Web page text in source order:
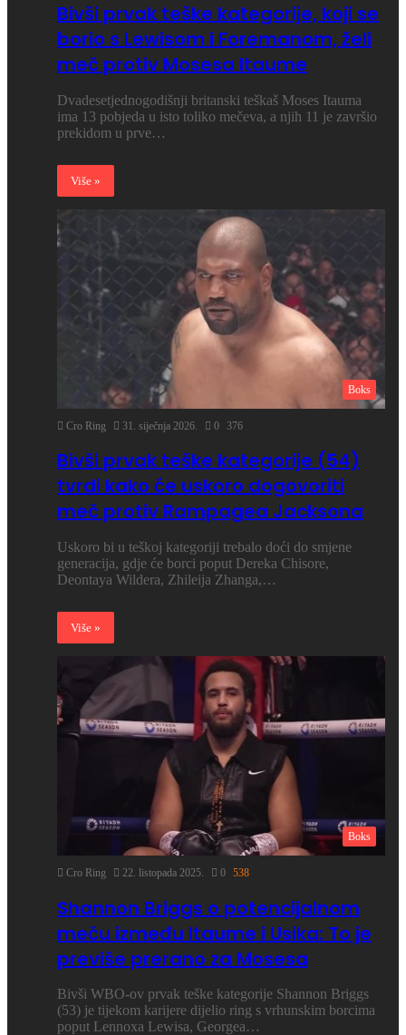
Bivši prvak teške kategorije, koji se
borio s Lewisom i Foremanom, želi
meč protiv Mosesa Itaume
Dvadesetjednogodišnji britanski teškaš Moses Itauma
ima 13 pobjeda u isto toliko mečeva, a njih 11 je završio
prekidom u prve…
Više »
Boks
Cro Ring 31. siječnja 2026. 0 376
Bivši prvak teške kategorije (54)
tvrdi kako će uskoro dogovoriti
meč protiv Rampagea Jacksona
Uskoro bi u teškoj kategoriji trebalo doći do smjene
generacija, gdje će borci poput Dereka Chisore,
Deontaya Wildera, Zhileija Zhanga,…
Više »
Boks
Cro Ring 22. listopada 2025. 0 538
Shannon Briggs o potencijalnom
meču između Itaume i Usika: To je
previše prerano za Mosesa
Bivši WBO-ov prvak teške kategorije Shannon Briggs
(53) je tijekom karijere dijelio ring s vrhunskim borcima
poput Lennoxa Lewisa, Georgea…